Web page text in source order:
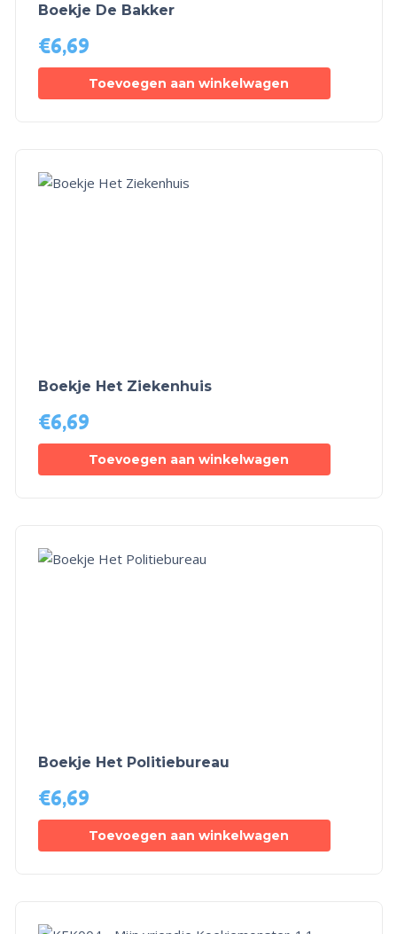
Boekje De Bakker
€6,69
Toevoegen aan winkelwagen
Boekje Het Ziekenhuis
€6,69
Toevoegen aan winkelwagen
Boekje Het Politiebureau
€6,69
Toevoegen aan winkelwagen